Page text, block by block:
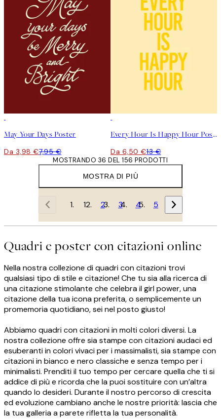
May Your Days Poster
Da 3,98 €7,95 €
Every Hour Is Happy Hour Poster
Da 6,50 €13 €
MOSTRA DI PIÙ
MOSTRANDO 36 DEL 156 PRODOTTI
1 2 3 4 5
Quadri e poster con citazioni online
Nella nostra collezione di quadri con citazioni trovi
qualsiasi tipo di stile e citazione! Che tu sia alla ricerca di
una citazione stimolante che celebra il girl power, una
citazione della tua icona preferita, o semplicemente un
promemoria quotidiano, sei nel posto giusto!
Abbiamo quadri con citazioni in molti colori diversi. La
nostra collezione offre sia stampe con citazioni audaci ed
esuberanti in colori vivaci per i massimalisti, sia stampe con
citazioni in bianco e nero classiche e senza tempo per i
minimalisti. Prenditi il tuo tempo per cercare quella che ti si
addice di più e ricorda che la puoi sostituire con un’altra
quando lo desideri. Durante il nostro percorso di crescita
ed evoluzione cambiano anche le nostre priorità: lascia che
la tua galleria a parete rifletta la tua personalità.